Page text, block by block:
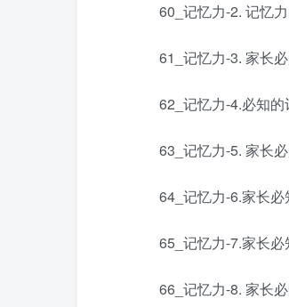
60_记忆力-2. 记忆力
61_记忆力-3. 家长必
62_记忆力-4.必知的
63_记忆力-5. 家长必
64_记忆力-6.家长必
65_记忆力-7.家长必
66_记忆力-8. 家长必